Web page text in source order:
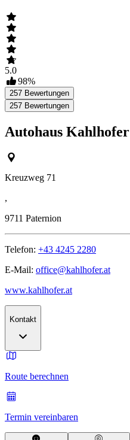
5.0
98%
257 Bewertungen
257 Bewertungen
Autohaus Kahlhofer
Kreuzweg 71
,
9711 Paternion
Telefon: +43 4245 2280
E-Mail: office@kahlhofer.at
www.kahlhofer.at
Kontakt
Route berechnen
Termin vereinbaren